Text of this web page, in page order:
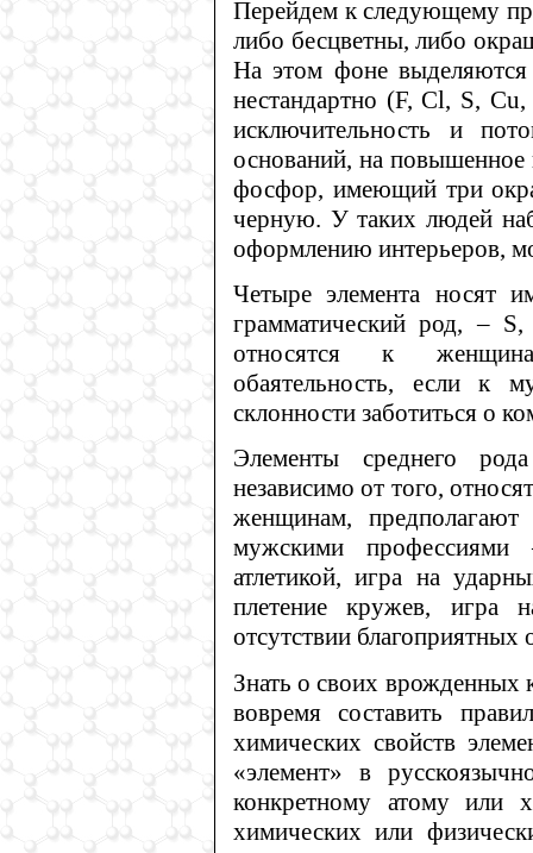
Перейдем к следующему
либо бесцветны, либо
На этом фоне
нестандартно (F, Cl, S,
исключительность и
оснований, на повышенное
фосфор, имеющий три
черную. У таких людей
оформлению интерьеров,
Четыре элемента носят
грамматический род, –
относятся к
обаятельность, если к
склонности заботиться о
Элементы среднего
независимо от того,
женщинам, предполагают
мужскими профессиями
атлетикой, игра на
плетение кружев, игра
отсутствии благоприятных
Знать о своих врожденных
вовремя составить
химических свойств
«элемент» в
конкретному атому или
химических или